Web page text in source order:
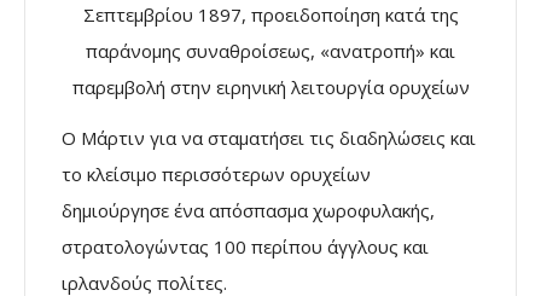
Σεπτεμβρίου 1897, προειδοποίηση κατά της
παράνομης συναθροίσεως, «ανατροπή» και
παρεμβολή στην ειρηνική λειτουργία ορυχείων
Ο Μάρτιν για να σταματήσει τις διαδηλώσεις και
το κλείσιμο περισσότερων ορυχείων
δημιούργησε ένα απόσπασμα χωροφυλακής,
στρατολογώντας 100 περίπου άγγλους και
ιρλανδούς πολίτες.